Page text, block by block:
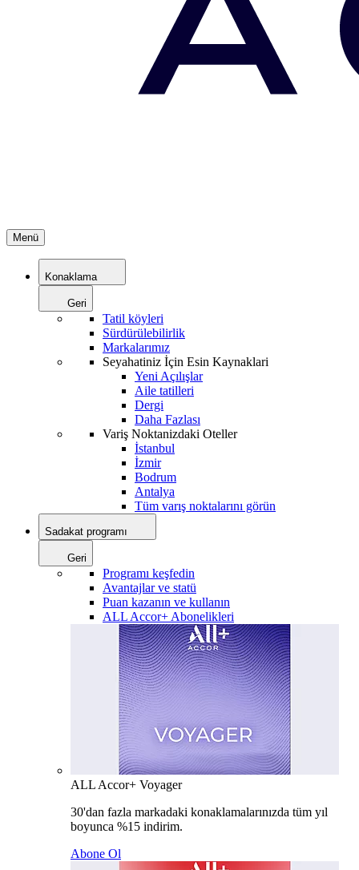
Menü
Konaklama
Geri
Tatil köyleri
Sürdürülebilirlik
Markalarımız
Seyahatiniz İçin Esin Kaynaklari
Yeni Açılışlar
Aile tatilleri
Dergi
Daha Fazlası
Variş Noktanizdaki Oteller
İstanbul
İzmir
Bodrum
Antalya
Tüm varış noktalarını görün
Sadakat programı
Geri
Programı keşfedin
Avantajlar ve statü
Puan kazanın ve kullanın
ALL Accor+ Abonelikleri
ALL Accor+ Voyager
30'dan fazla markadaki konaklamalarınızda tüm yıl
boyunca %15 indirim.
Abone Ol